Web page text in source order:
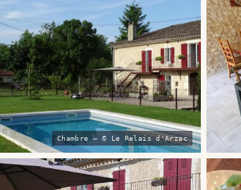
Chambre — © Le Relais d'Arzac